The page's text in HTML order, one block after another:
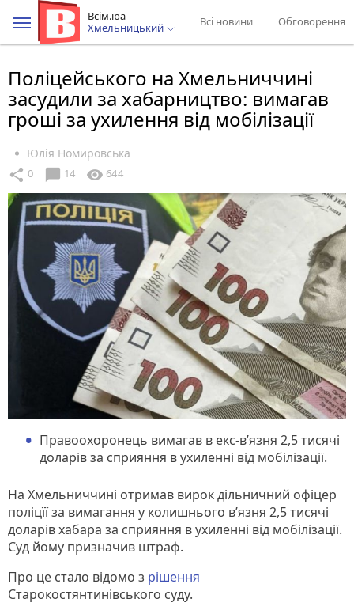
Всім.юа
Хмельницький
Всі новини Обговорення
Поліцейського на Хмельниччині
засудили за хабарництво: вимагав
гроші за ухилення від мобілізації
Юлія Номировська
share 0 chat_bubble 14 visibility 644
Правоохоронець вимагав в екс-в’язня 2,5 тисячі
доларів за сприяння в ухиленні від мобілізації.
На Хмельниччині отримав вирок дільничний офіцер
поліцїї за вимагання у колишнього в’язня 2,5 тисячі
доларів хабара за сприяння в ухиленні від мобілізації.
Суд йому призначив штраф.
Про це стало відомо з рішення
Старокостянтинівського суду.